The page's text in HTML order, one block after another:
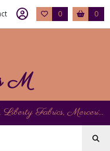
0 0
M
Boutique en ligne de Tissus Patchwork, Liberty Fabrics, Mercerie et Matériel de Point de Croix